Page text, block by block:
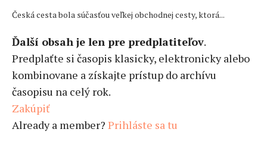
Česká cesta bola súčasťou veľkej obchodnej cesty, ktorá...
Ďalší obsah je len pre predplatiteľov.
Predplaťte si časopis klasicky, elektronicky alebo
kombinovane a získajte prístup do archívu
časopisu na celý rok.
Zakúpiť
Already a member? Prihláste sa tu